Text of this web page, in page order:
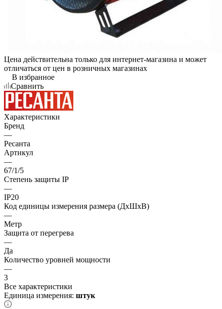
Цена действительна только для интернет-магазина и может
отличаться от цен в розничных магазинах
В избранное
Сравнить
Характеристики
Бренд
—
Ресанта
Артикул
—
67/1/5
Степень защиты IP
—
IP20
Код единицы измерения размера (ДхШхВ)
—
Метр
Защита от перегрева
—
Да
Количество уровней мощности
—
3
Все характеристики
Единица измерения: штук